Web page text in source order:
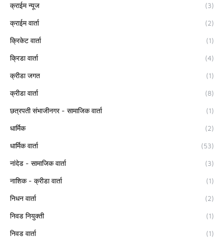
क्राईम न्यूज (3)
क्राईम वार्ता (2)
क्रिकेट वार्ता (1)
क्रिडा वार्ता (4)
क्रीडा जगत (1)
क्रीडा वार्ता (8)
छत्रपती संभाजीनगर - सामाजिक वार्ता (1)
धार्मिक (2)
धार्मिक वार्ता (53)
नांदेड - सामाजिक वार्ता (3)
नाशिक - क्रीडा वार्ता (1)
निधन वार्ता (2)
निवड नियुक्ती (1)
निवड वार्ता (1)